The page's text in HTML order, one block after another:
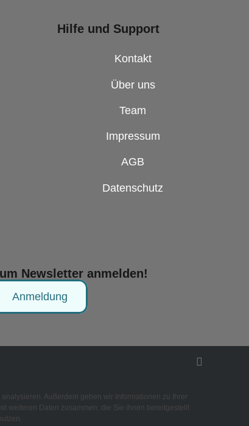
Hilfe und Support
Kontakt
Über uns
Team
Impressum
AGB
Datenschutz
Newsletter anmelden!
Anmeldung
Außerdem geben wir Informationen zu Ihrer
weiteren Daten zusammen, die Sie ihnen bereitgestellt